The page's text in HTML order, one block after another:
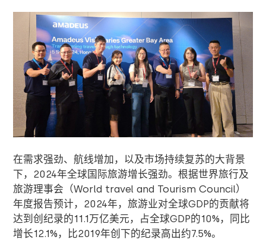
在需求强劲、航线增加，以及市场持续复苏的大背景
下， 2024年全球国际旅游增长强劲。根据世界旅行及
旅游理事会（World travel and Tourism Council）
年度报告预计， 2024年，旅游业对全球GDP的贡献将
达到创纪录的11.1万亿美元，占全球GDP的10% ，同比
增长12.1% ，比2019年创下的纪录高出约7.5%。